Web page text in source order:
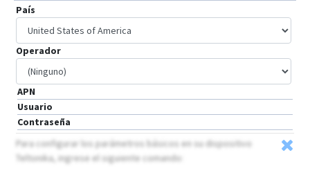
País
Operador
APN
Usuario
Contraseña
Para configurar los parámetros básicos en su dispositivo
Teltonika, ingrese el siguiente comando: